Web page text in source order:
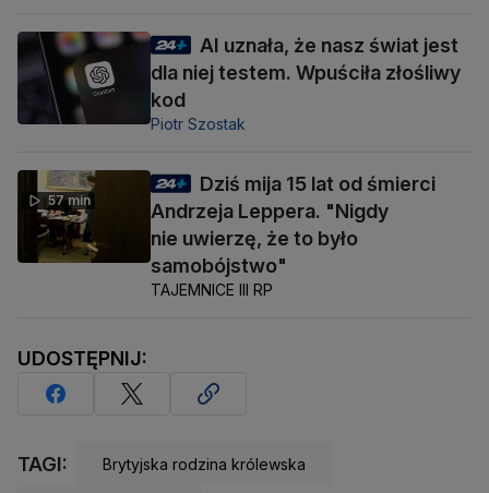
AI uznała, że nasz świat jest
dla niej testem. Wpuściła złośliwy
kod
Piotr Szostak
57 min
Dziś mija 15 lat od śmierci
Andrzeja Leppera. "Nigdy
nie uwierzę, że to było
samobójstwo"
TAJEMNICE III RP
UDOSTĘPNIJ:
TAGI: Brytyjska rodzina królewska